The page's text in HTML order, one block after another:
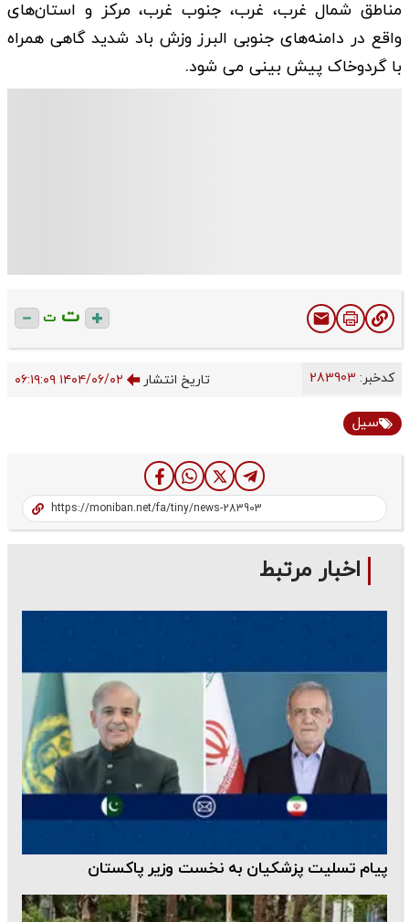
مناطق شمال غرب، غرب، جنوب غرب، مرکز و استان‌های
واقع در دامنه‌های جنوبی البرز وزش باد شدید گاهی همراه
با گردوخاک پیش بینی می شود.
ت ت
کدخبر: تاریخ انتشار ۱۴۰۴/۰۶/۰۲ ۰۶:۱۹:۰۹
سیل
اخبار مرتبط
پیام تسلیت پزشکیان به نخست وزیر پاکستان